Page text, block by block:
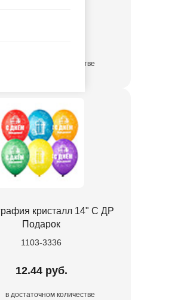
в достаточном количестве
кристалл 14" С ДР
Подарок
1103-3336
12.44 руб.
в достаточном количестве